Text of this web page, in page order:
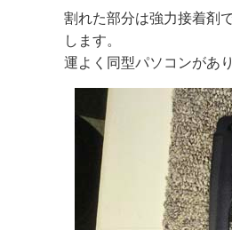
割れた部分は強力接着剤
します。
運よく同型パソコンがあ